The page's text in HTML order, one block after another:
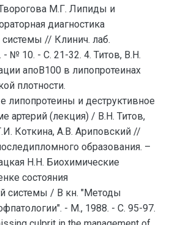
М.Г. Липиды и
диагностика
системы // Клинич. лаб.
- № 10. - С. 21-32. 4. Титов, В.Н.
апоВ100 в липопротеинах
плотности.
и деструктивное
артерий (лекция) / В.Н. Титов,
Коткина, А.В. Ариповский //
образования. –
Н.Н. Биохимические
состояния
системы / В кн. "Методы
- М., 1988. - С. 95-97.